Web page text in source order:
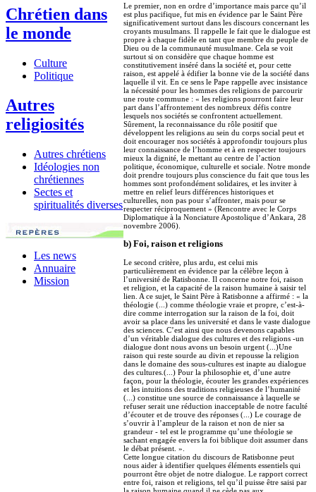
Chrétien dans
le monde
Culture
Politique
Autres
religiosités
Autres chrétiens
Idéologies non
chrétiennes
Sectes et
spiritualités diverses
Les news
Annuaire
Mission
Le premier, non en ordre d’importance mais parce qu’il
est plus pacifique, fut mis en évidence par le Saint Père
significativement surtout dans les discours concernant les
croyants musulmans. Il rappelle le fait que le dialogue est
propre à chaque fidèle en tant que membre du peuple de
Dieu ou de la communauté musulmane. Cela se voit
surtout si on considère que chaque homme est
constitutivement inséré dans la société et, pour cette
raison, est appelé à édifier la bonne vie de la société dans
laquelle il vit. En ce sens le Pape rappelle avec insistance
la nécessité pour les hommes des religions de parcourir
une route commune : « les religions pourront faire leur
part dans l’affrontement des nombreux défis contre
lesquels nos sociétés se confrontent actuellement.
Sûrement, la reconnaissance du rôle positif que
développent les religions au sein du corps social peut et
doit encourager nos sociétés à approfondir toujours plus
leur connaissance de l’homme et à en respecter toujours
mieux la dignité, le mettant au centre de l’action
politique, économique, culturelle et sociale. Notre monde
doit prendre toujours plus conscience du fait que tous les
hommes sont profondément solidaires, et les inviter à
mettre en relief leurs différences historiques et
culturelles, non pas pour s’affronter, mais pour se
respecter réciproquement » (Rencontre avec le Corps
Diplomatique à la Nonciature Apostolique d’Ankara, 28
novembre 2006).
b) Foi, raison et religions
Le second critère, plus ardu, est celui mis
particulièrement en évidence par la célèbre leçon à
l’université de Ratisbonne. Il concerne notre foi, raison
et religion, et la capacité de la raison humaine à saisir tel
lien. A ce sujet, le Saint Père à Ratisbonne a affirmé : « la
théologie (...) comme théologie vraie et propre, c’est-à-
dire comme interrogation sur la raison de la foi, doit
avoir sa place dans les université et dans le vaste dialogue
des sciences. C’est ainsi que nous devenons capables
d’un véritable dialogue des cultures et des religions -un
dialogue dont nous avons un besoin urgent (...)Une
raison qui reste sourde au divin et repousse la religion
dans le domaine des sous-cultures est inapte au dialogue
des cultures.(...) Pour la philosophie et, d’une autre
façon, pour la théologie, écouter les grandes expériences
et les intuitions des traditions religieuses de l’humanité
(...) constitue une source de connaissance à laquelle se
refuser serait une réduction inacceptable de notre faculté
d’écouter et de trouve des réponses (...) Le courage de
s’ouvrir à l’ampleur de la raison et non de nier sa
grandeur - tel est le programme qu’une théologie se
sachant engagée envers la foi biblique doit assumer dans
le débat présent. ».
Cette longue citation du discours de Ratisbonne peut
nous aider à identifier quelques éléments essentiels qui
pourront être objet de notre dialogue. Le rapport correct
entre foi, raison et religions, tel qu’il puisse être saisi par